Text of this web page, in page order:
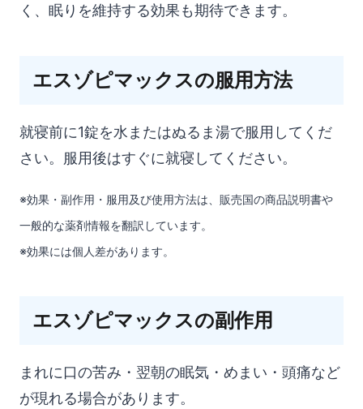
く、眠りを維持する効果も期待できます。
エスゾピマックスの服用方法
就寝前に1錠を水またはぬるま湯で服用してくだ
さい。服用後はすぐに就寝してください。
※効果・副作用・服用及び使用方法は、販売国の商品説明書や
一般的な薬剤情報を翻訳しています。
※効果には個人差があります。
エスゾピマックスの副作用
まれに口の苦み・翌朝の眠気・めまい・頭痛など
が現れる場合があります。